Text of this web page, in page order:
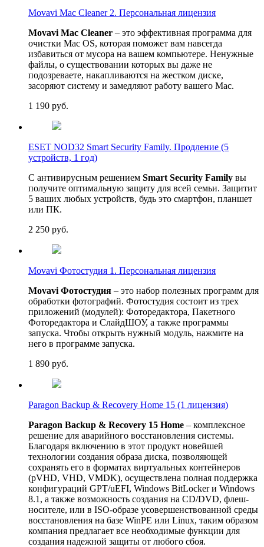
Movavi Mac Cleaner 2. Персональная лицензия
Movavi Mac Cleaner – это эффективная программа для
очистки Mac OS, которая поможет вам навсегда
избавиться от мусора на вашем компьютере. Ненужные
файлы, о существовании которых вы даже не
подозреваете, накапливаются на жестком диске,
засоряют систему и замедляют работу вашего Mac.
1 190 руб.
ESET NOD32 Smart Security Family. Продление (5
устройств, 1 год)
С антивирусным решением Smart Security Family вы
получите оптимальную защиту для всей семьи. Защитит
5 ваших любых устройств, будь это смартфон, планшет
или ПК.
2 250 руб.
Movavi Фотостудия 1. Персональная лицензия
Movavi Фотостудия – это набор полезных программ для
обработки фотографий. Фотостудия состоит из трех
приложений (модулей): Фоторедактора, Пакетного
Фоторедактора и СлайдШОУ, а также программы
запуска. Чтобы открыть нужный модуль, нажмите на
него в программе запуска.
1 890 руб.
Paragon Backup & Recovery Home 15 (1 лицензия)
Paragon Backup & Recovery 15 Home – комплексное
решение для аварийного восстановления системы.
Благодаря включению в этот продукт новейшей
технологии создания образа диска, позволяющей
сохранять его в форматах виртуальных контейнеров
(pVHD, VHD, VMDK), осуществлена полная поддержка
конфигураций GPT/uEFI, Windows BitLocker и Windows
8.1, а также возможность создания на CD/DVD, флеш-
носителе, или в ISO-образе усовершенствованной среды
восстановления на базе WinPE или Linux, таким образом
компания предлагает все необходимые функции для
создания надежной защиты от любого сбоя.